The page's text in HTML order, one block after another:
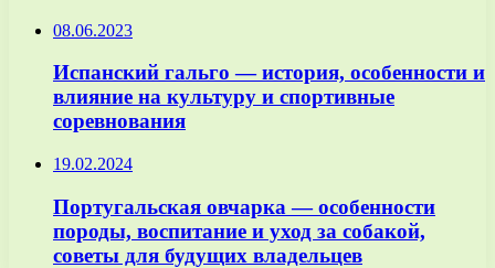
08.06.2023
Испанский гальго — история, особенности и
влияние на культуру и спортивные
соревнования
19.02.2024
Португальская овчарка — особенности
породы, воспитание и уход за собакой,
советы для будущих владельцев